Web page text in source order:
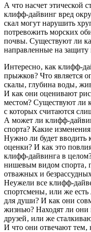
А что насчет этической
клифф-дайвинг вред
скал могут нарушить
потревожить морских
почвы. Существуют ли
направленные на
Интересно‚ как клифф-
прыжков? Что является
скалы‚ глубина воды‚
И как они оценивают
местом? Существуют ли
с которых считаются
А может ли клифф-
спорта? Какие
Нужно ли будет вводить
оценки? И как это
клифф-дайвинга в
нишевым видом
отважных и
Неужели все клифф-
спортсмены‚ или же
для души? И как они
жизнью? Находят ли они
друзей‚ или же
И что они отвечают тем‚